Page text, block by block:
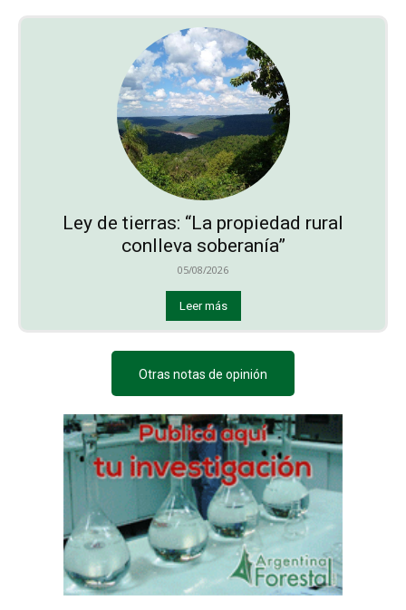
Ley de tierras: “La propiedad rural
conlleva soberanía”
05/08/2026
Leer más
Otras notas de opinión